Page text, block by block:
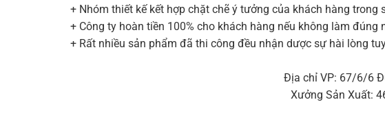
+ Nhóm thiết kế kết hợp chặt chẽ ý tưởng của khách hàng
+ Công ty hoàn tiền 100% cho khách hàng nếu không làm đúng
+ Rất nhiều sản phẩm đã thi công đều nhận dược sự hài lòng
Địa chỉ VP: 67/6/6
Xưởng Sản Xuất: